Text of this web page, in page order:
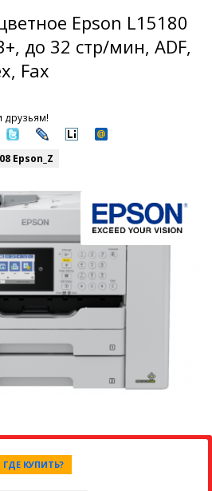
Epson L15180
до 32 стр/мин, ADF,
Fax
друзьям!
Epson_Z
ГДЕ КУПИТЬ?